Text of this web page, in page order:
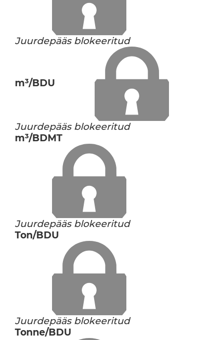
Juurdepääs blokeeritud
m³/BDU
Juurdepääs blokeeritud
m³/BDMT
Juurdepääs blokeeritud
Ton/BDU
Juurdepääs blokeeritud
Tonne/BDU